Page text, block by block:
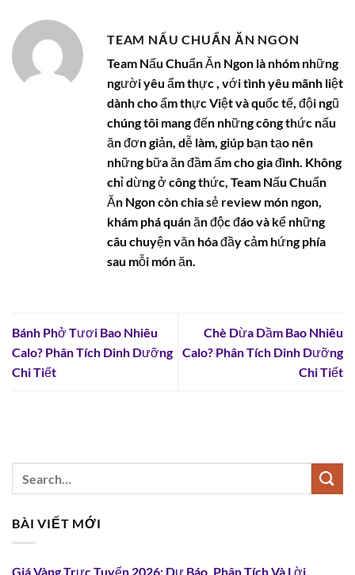
TEAM NẤU CHUẨN ĂN NGON
Team Nấu Chuẩn Ăn Ngon là nhóm những
người yêu ẩm thực , với tình yêu mãnh liệt
dành cho ẩm thực Việt và quốc tế, đội ngũ
chúng tôi mang đến những công thức nấu
ăn đơn giản, dễ làm, giúp bạn tạo nên
những bữa ăn đầm ấm cho gia đình. Không
chỉ dừng ở công thức, Team Nấu Chuẩn
Ăn Ngon còn chia sẻ review món ngon,
khám phá quán ăn độc đáo và kể những
câu chuyện văn hóa đầy cảm hứng phía
sau mỗi món ăn.
Bánh Phở Tươi Bao Nhiêu
Calo? Phân Tích Dinh Dưỡng
Chi Tiết
Chè Dừa Dầm Bao Nhiêu
Calo? Phân Tích Dinh Dưỡng
Chi Tiết
BÀI VIẾT MỚI
Giá Vàng Trực Tuyến 2026: Dự Báo, Phân Tích Và Lời